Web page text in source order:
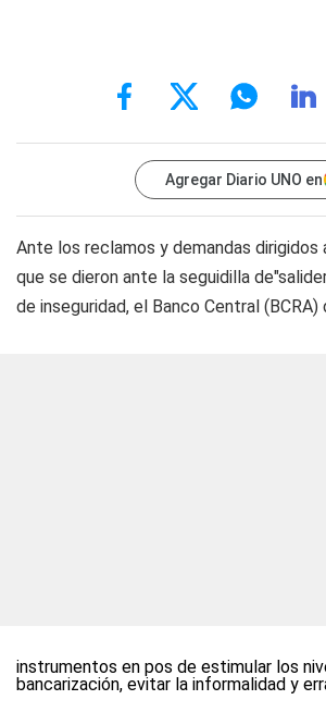
Agregar Diario UNO en
Ante los reclamos y demandas dirigidos
que se dieron ante la seguidilla
de inseguridad, el Banco Central (BCRA)
instrumentos en pos de estimular los
bancarización, evitar la informalidad y